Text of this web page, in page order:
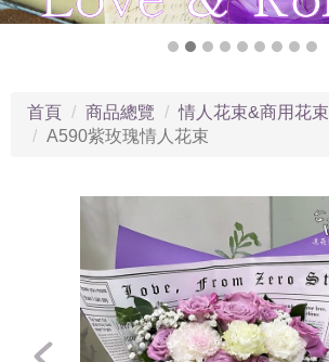
首頁 商品總覽
情人花束&商用花束
A590紫玫瑰情人花束